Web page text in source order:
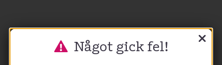
Något gick fel!